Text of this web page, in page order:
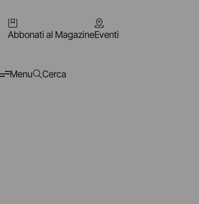
Abbonati al MagazineEventi
Menu Cerca